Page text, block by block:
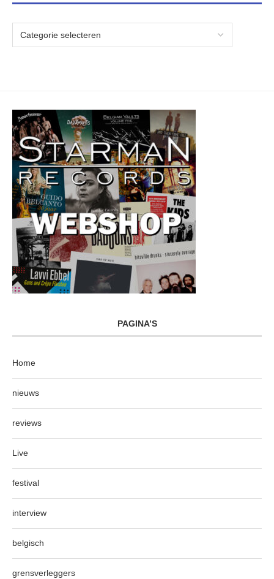
PAGINA’S
Home
nieuws
reviews
Live
festival
interview
belgisch
grensverleggers